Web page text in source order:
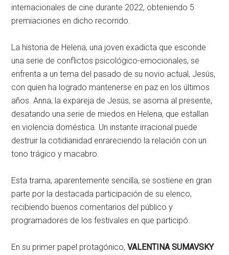
internacionales de cine durante 2022, obteniendo 5
premiaciones en dicho recorrido.
La historia de Helena, una joven exadicta que esconde
una serie de conflictos psicológico-emocionales, se
enfrenta a un tema del pasado de su novio actual, Jesús,
con quien ha logrado mantenerse en paz en los últimos
años. Anna, la expareja de Jesús, se asoma al presente,
desatando una serie de miedos en Helena, que estallan
en violencia doméstica. Un instante irracional puede
destruir la cotidianidad enrareciendo la relación con un
tono trágico y macabro.
Esta trama, aparentemente sencilla, se sostiene en gran
parte por la destacada participación de su elenco,
recibiendo buenos comentarios del público y
programadores de los festivales en que participó.
En su primer papel protagónico,VALENTINA SUMAVSKY